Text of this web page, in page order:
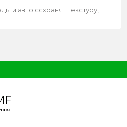
и авто сохранят текстуру,